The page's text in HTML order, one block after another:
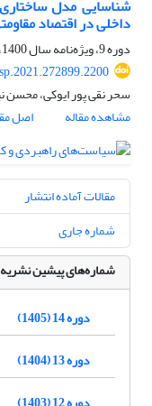
شناسایی مدل
داخلی در اقتصاد
دوره 9، ویژه‌نامه سال 1400، پاییز 1400، صفحه
سحر نقی پور ایوکی، محسن
مشاهده مقاله
اصل
مقالات آماده انتشار
شماره جاری
شماره‌های پیشین نشریه
دوره 14 (1405)
دوره 13 (1404)